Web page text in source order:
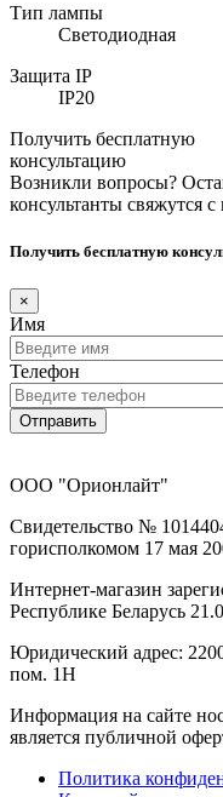
Тип лампы
Светодиодная
Защита IP
IP20
Получить бесплатную
консультацию
Возникли вопросы?
консультанты свяжутся
Получить бесплатную
×
Имя
Телефон
Отправить
ООО "Орионлайт"
Свидетельство №
горисполкомом 17 мая
Интернет-магазин
Республике Беларусь
Юридический адрес:
пом. 1Н
Информация на сайте
является публичной
Политика